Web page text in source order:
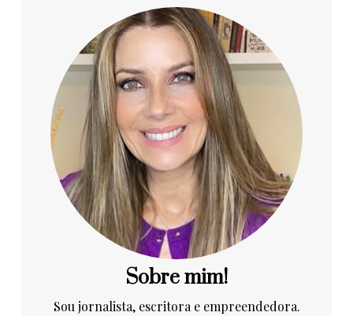
Sobre mim!
Sou jornalista, escritora e empreendedora.